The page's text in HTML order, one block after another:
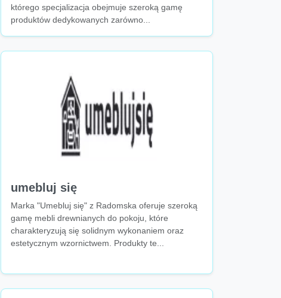
którego specjalizacja obejmuje szeroką gamę
produktów dedykowanych zarówno...
umebluj się
Marka "Umebluj się" z Radomska oferuje szeroką
gamę mebli drewnianych do pokoju, które
charakteryzują się solidnym wykonaniem oraz
estetycznym wzornictwem. Produkty te...